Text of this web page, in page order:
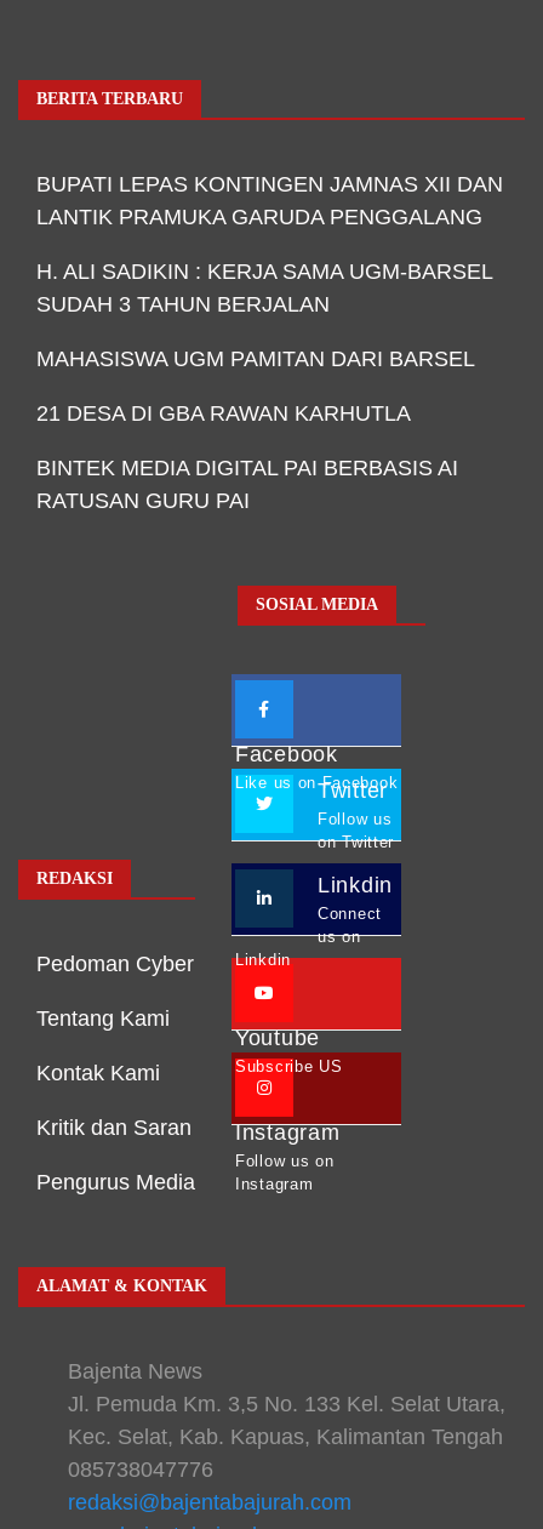
BERITA TERBARU
BUPATI LEPAS KONTINGEN JAMNAS XII DAN
LANTIK PRAMUKA GARUDA PENGGALANG
H. ALI SADIKIN : KERJA SAMA UGM-BARSEL
SUDAH 3 TAHUN BERJALAN
MAHASISWA UGM PAMITAN DARI BARSEL
21 DESA DI GBA RAWAN KARHUTLA
BINTEK MEDIA DIGITAL PAI BERBASIS AI
RATUSAN GURU PAI
REDAKSI
Pedoman Cyber
Tentang Kami
Kontak Kami
Kritik dan Saran
Pengurus Media
SOSIAL MEDIA
Facebook
Like us on Facebook
Twitter
Follow us
on Twitter
Linkdin
Connect
us on
Linkdin
Youtube
Subscribe US
Instagram
Follow us on
Instagram
ALAMAT & KONTAK
Bajenta News
Jl. Pemuda Km. 3,5 No. 133 Kel. Selat Utara,
Kec. Selat, Kab. Kapuas, Kalimantan Tengah
085738047776
redaksi@bajentabajurah.com